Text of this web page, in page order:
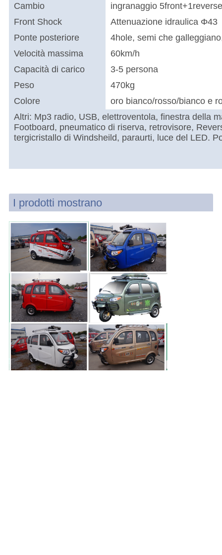
Cambio
ingranaggio 5front+1reverse
Front Shock
Attenuazione idraulica Φ43
Ponte posteriore
4hole, semi che
Velocità massima
60km/h
Capacità di carico
3-5 persona
Peso
470kg
Colore
oro bianco/rosso/bianco e
Altri: Mp3 radio, USB, elettroventola, finestra della
Footboard, pneumatico di riserva, retrovisore,
tergicristallo di Windsheild, paraurti, luce del LED.
I prodotti mostrano